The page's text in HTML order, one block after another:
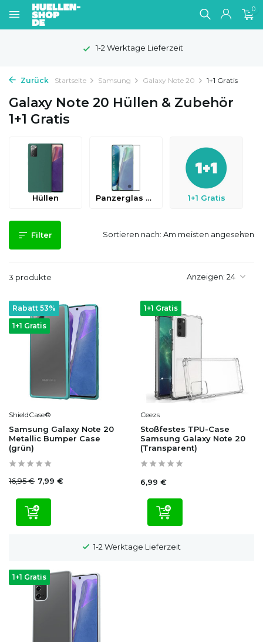
0
1-2 Werktage Lieferzeit
Zurück Startseite Samsung Galaxy Note 20 1+1 Gratis
Galaxy Note 20 Hüllen & Zubehör
1+1 Gratis
Hüllen Panzerglas & Schutzfolien 1+1 Gratis
Filter
3 produkte Anzeigen:
Sortieren nach:
1+1 Gratis
Rabatt 53%
ShieldCase®
Samsung Galaxy Note 20
Metallic Bumper Case
(grün)
16,95 € 7,99 €
1+1 Gratis
Ceezs
Stoßfestes TPU-Case
Samsung Galaxy Note 20
(Transparent)
6,99 €
1-2 Werktage Lieferzeit
1+1 Gratis